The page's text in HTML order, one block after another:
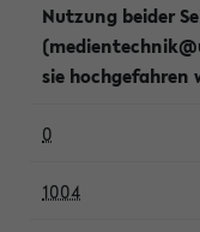
Nutzung beider
sie hochgefahren
0
1004